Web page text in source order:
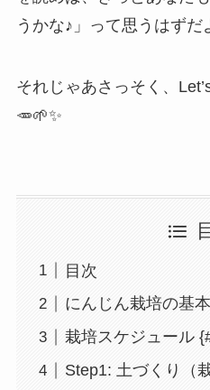
うかな♪」って思うはずだ
それじゃあさっそく、
🥕🌱✨
目次
にんじん栽培の基
栽培スケジュール
Step1: 土づくり（